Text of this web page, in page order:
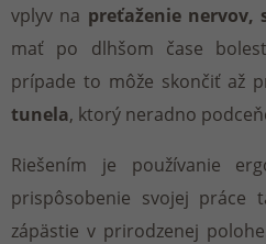
vplyv na preťaženie nervov,
mať po dlhšom čase
prípade to môže skončiť až
tunela, ktorý neradno
Riešením je používanie
prispôsobenie svojej
zápästie v prirodzenej